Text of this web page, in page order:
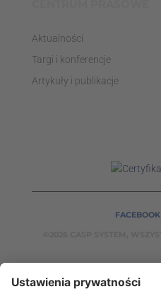
Aktualności
Targi i konferencje
Artykuły i publikacje
FACEBOOK